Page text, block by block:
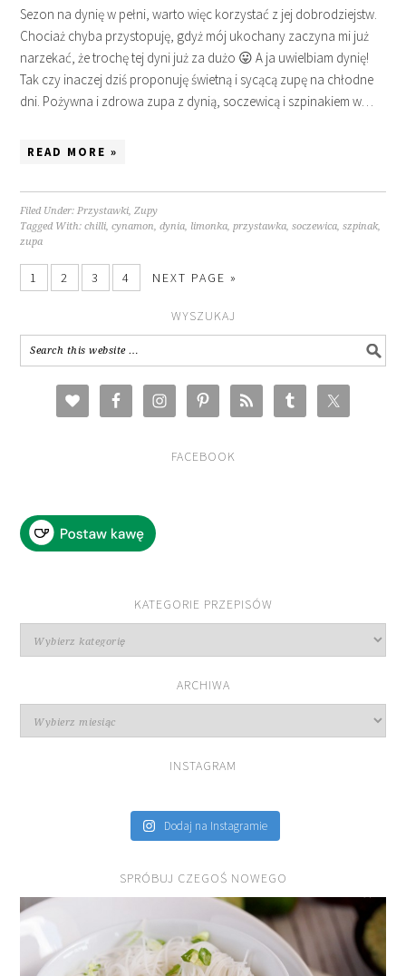
Sezon na dynię w pełni, warto więc korzystać z jej dobrodziejstw.
Chociaż chyba przystopuję, gdyż mój ukochany zaczyna mi już
narzekać, że trochę tej dyni już za dużo 😛 A ja uwielbiam dynię!
Tak czy inaczej dziś proponuję świetną i sycącą zupę na chłodne
dni. Pożywna i zdrowa zupa z dynią, soczewicą i szpinakiem w…
READ MORE »
Filed Under:Przystawki,Zupy
Tagged With:chilli,cynamon,dynia, limonka,przystawka,soczewica,szpinak,
zupa
1 2 3 4 NEXT PAGE »
WYSZUKAJ
FACEBOOK
KATEGORIE PRZEPISÓW
przepisów
ARCHIWA
INSTAGRAM
Dodaj na Instagramie
SPRÓBUJ CZEGOŚ NOWEGO